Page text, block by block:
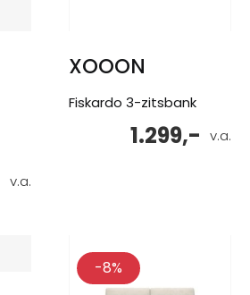
v.a.
XOOON
Fiskardo 3-zitsbank
v.a.
1.299,-
-8%